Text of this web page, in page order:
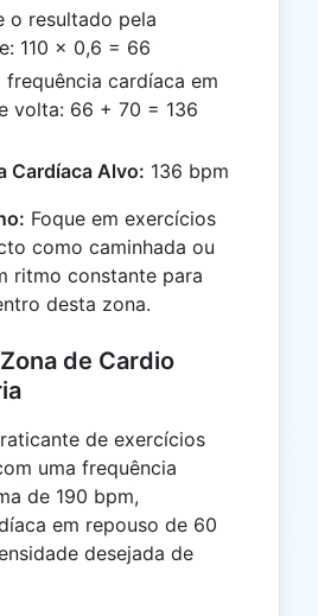
o resultado pela
110 × 0,6 = 66
frequência cardíaca em
volta: 66 + 70 = 136
Cardíaca Alvo: 136 bpm
Foque em exercícios
como caminhada ou
ritmo constante para
desta zona.
de Cardio
de exercícios
uma frequência
de 190 bpm,
em repouso de 60
desejada de